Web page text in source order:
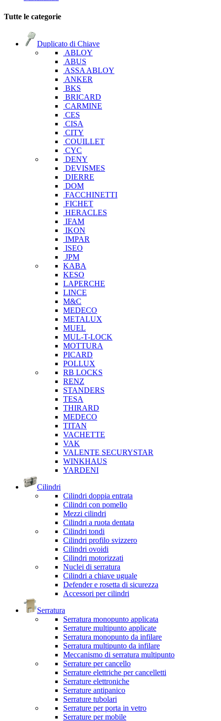
Tutte le categorie
Duplicato di Chiave
ABLOY
ABUS
ASSA ABLOY
ANKER
BKS
BRICARD
CARMINE
CES
CISA
CITY
COUILLET
CYC
DENY
DEVISMES
DIERRE
DOM
FACCHINETTI
FICHET
HERACLES
IFAM
IKON
IMPAR
ISEO
JPM
KABA
KESO
LAPERCHE
LINCE
M&C
MEDECO
METALUX
MUEL
MUL-T-LOCK
MOTTURA
PICARD
POLLUX
RB LOCKS
RENZ
STANDERS
TESA
THIRARD
MEDECO
TITAN
VACHETTE
VAK
VALENTE SECURYSTAR
WINKHAUS
YARDENI
Cilindri
Cilindri doppia entrata
Cilindri con pomello
Mezzi cilindri
Cilindri a ruota dentata
Cilindri tondi
Cilindri profilo svizzero
Cilindri ovoidi
Cilindri motorizzati
Nuclei di serratura
Cilindri a chiave uguale
Defender e rosetta di sicurezza
Accessori per cilindri
Serratura
Serratura monopunto applicata
Serrature multipunto applicate
Serratura monopunto da infilare
Serratura multipunto da infilare
Meccanismo di serratura multipunto
Serrature per cancello
Serrature elettriche per cancelletti
Serrature elettroniche
Serrature antipanico
Serrature tubolari
Serrature per porta in vetro
Serrature per mobile